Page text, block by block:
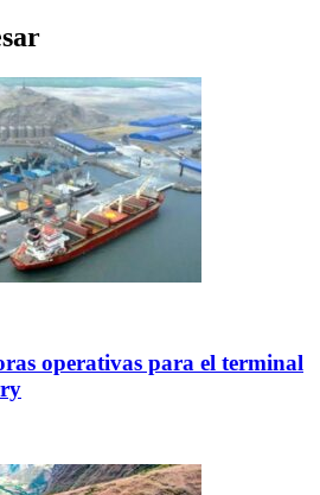
operativas para el terminal